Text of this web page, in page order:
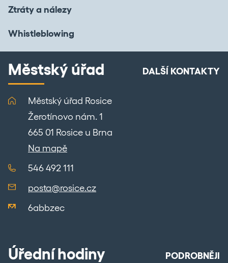
Ztráty a nálezy
Whistleblowing
Městský úřad DALŠÍ KONTAKTY
Městský úřad Rosice
Žerotínovo nám. 1
665 01 Rosice u Brna
Na mapě
546 492 111
posta@rosice.cz
6abbzec
Úřední hodiny PODROBNĚJI